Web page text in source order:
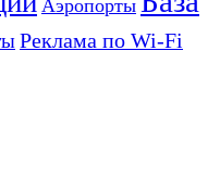
Аэропорты
Реклама по Wi-Fi